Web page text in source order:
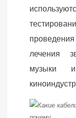
лечения
музыки